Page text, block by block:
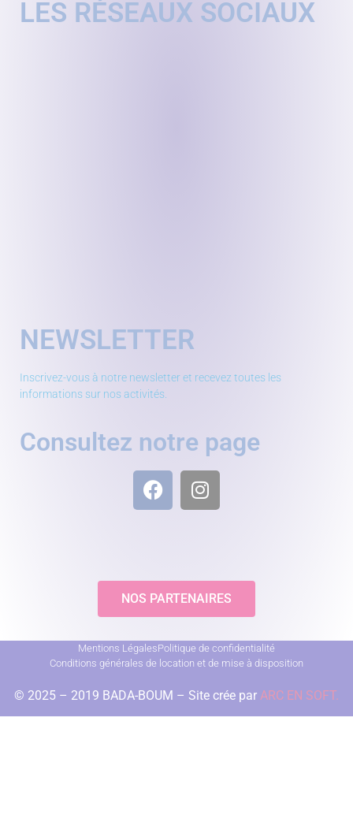
LES RÉSEAUX SOCIAUX
NEWSLETTER
Inscrivez-vous à notre newsletter et recevez toutes les
informations sur nos activités.
Consultez notre page
NOS PARTENAIRES
Mentions LégalesPolitique de confidentialité
Conditions générales de location et de mise à disposition
© 2025 – 2019 BADA-BOUM – Site crée par ARC EN SOFT.